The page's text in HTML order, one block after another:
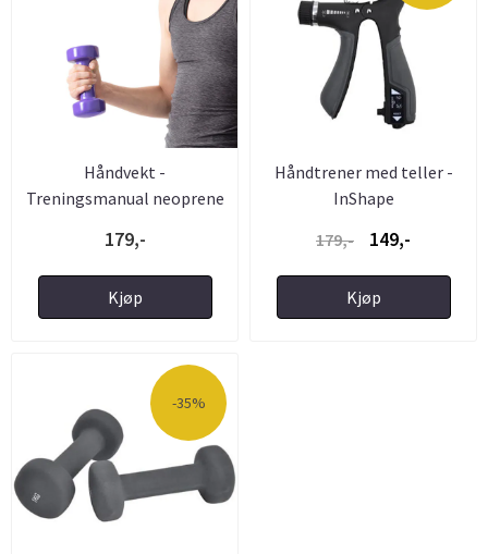
Håndvekt -
Treningsmanual neoprene
179,-
Kjøp
Håndtrener med teller -
InShape
179,-
149,-
Kjøp
-35%